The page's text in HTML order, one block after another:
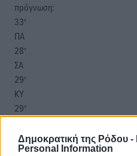
Δημοκρατική της Ρόδου -
Personal Information
πρόγνωση:
33°
ΠΑ
28°
ΣΑ
29°
ΚΥ
29°